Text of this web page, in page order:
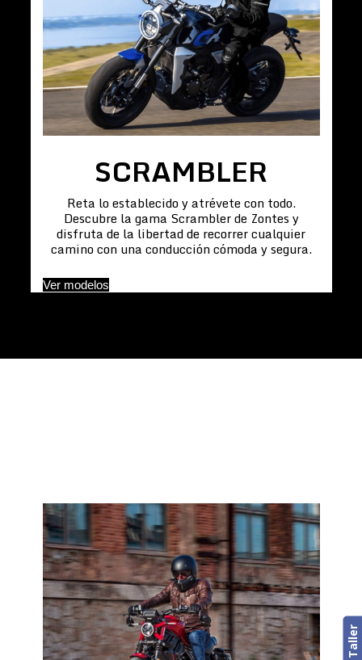
SCRAMBLER
Reta lo establecido y atrévete con todo.
Descubre la gama Scrambler de Zontes y
disfruta de la libertad de recorrer cualquier
camino con una conducción cómoda y segura.
Ver modelos